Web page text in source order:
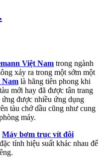
Việt Nam trong ngành
xảy ra trong một sớm một
Nam là hãng tiên phong khi
mới hay đã được tân trang
ứng được nhiều ứng dụng
tàu chở dầu cũng như cung
máy.
Máy bơm trục vít đôi
tính hiệu suất khác nhau để